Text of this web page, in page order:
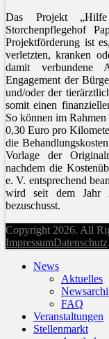
Das Projekt
Storchenpflegehof
Projektförderung ist
verletzten, kranken
damit verbundene
Engagement der
und/oder der
somit einen
So können im
0,30 Euro pro
die
Vorlage der
nachdem die
e. V. entsprechend
wird seit dem Jahr
bezuschusst.
Copyright 2026. All
ImpressumDatenschutz
News
Aktuelles
FAQ
Veranstaltungen
Stellenmarkt